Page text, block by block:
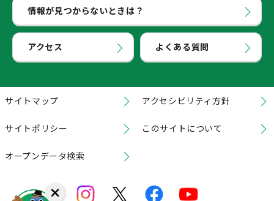
情報が見つからないときは？
アクセス よくある質問
サイトマップ アクセシビリティ方針
サイトポリシー このサイトについて
オープンデータ検索